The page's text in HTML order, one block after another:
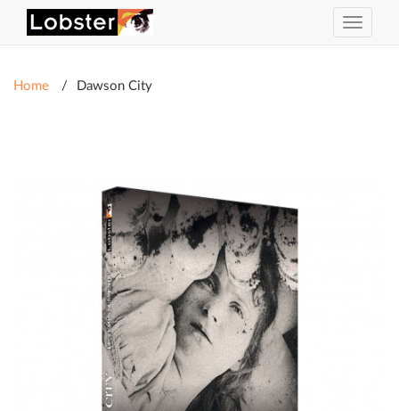
Toggle
Home Dawson City